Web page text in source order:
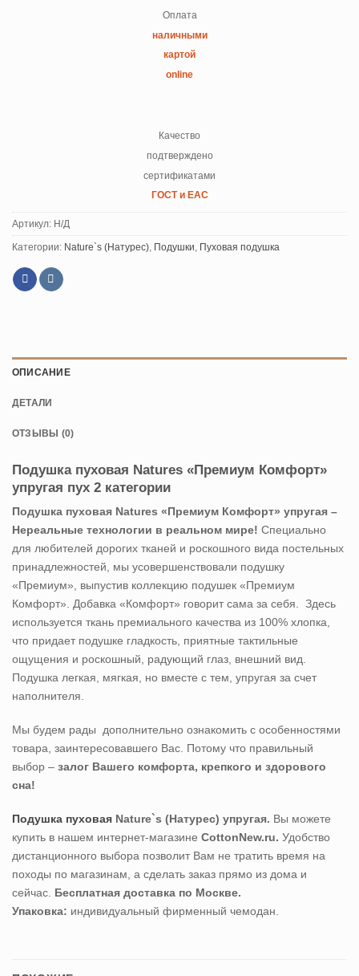
Оплата
наличными
картой
online
Качество
подтверждено
сертификатами
ГОСТ и ЕАС
Артикул: Н/Д
Категории: Nature`s (Натурес) Подушки Пуховая подушка
ОПИСАНИЕ
ДЕТАЛИ
ОТЗЫВЫ (0)
Подушка пуховая Natures «Премиум Комфорт»
упругая пух 2 категории
Подушка пуховая Natures «Премиум Комфорт» упругая –
Нереальные технологии в реальном мире! Специально
для любителей дорогих тканей и роскошного вида постельных
принадлежностей, мы усовершенствовали подушку
«Премиум», выпустив коллекцию подушек «Премиум
Комфорт». Добавка «Комфорт» говорит сама за себя. Здесь
используется ткань премиального качества из 100% хлопка,
что придает подушке гладкость, приятные тактильные
ощущения и роскошный, радующий глаз, внешний вид.
Подушка легкая, мягкая, но вместе с тем, упругая за счет
наполнителя.
Мы будем рады дополнительно ознакомить с особенностями
товара, заинтересовавшего Вас. Потому что правильный
выбор – залог Вашего комфорта, крепкого и здорового
сна!
Подушка пуховая Nature`s (Натурес) упругая. Вы можете
купить в нашем интернет-магазине CottonNew.ru. Удобство
дистанционного выбора позволит Вам не тратить время на
походы по магазинам, а сделать заказ прямо из дома и
сейчас. Бесплатная доставка по Москве.
Упаковка: индивидуальный фирменный чемодан.